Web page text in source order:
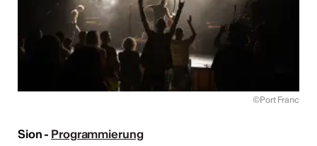
©Port Franc
Sion - Programmierung